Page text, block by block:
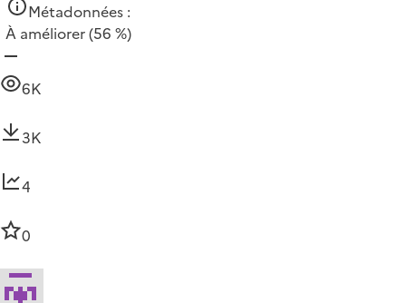
Métadonnées :
À améliorer(56 %)
6K
3K
4
0